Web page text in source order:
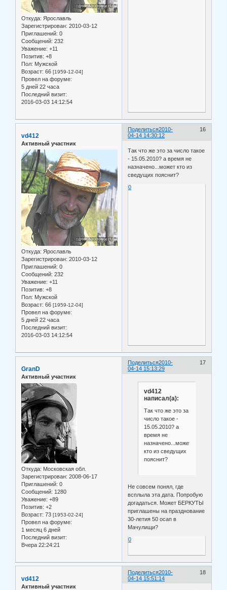
Откуда: Ярославль
Зарегистрирован: 2010-03-12
Приглашений: 0
Сообщений: 232
Уважение: +11
Позитив: +8
Пол: Мужской
Возраст: 66 [1959-12-04]
Провел на форуме:
5 дней 22 часа
Последний визит:
2016-03-03 14:12:54
Поделиться 16
2010-
04-14 14:30:12
vd412
Активный участник
Откуда: Ярославль
Зарегистрирован: 2010-03-12
Приглашений: 0
Сообщений: 232
Уважение: +11
Позитив: +8
Пол: Мужской
Возраст: 66 [1959-12-04]
Провел на форуме:
5 дней 22 часа
Последний визит:
2016-03-03 14:12:54
Так что же это за число такое
- 15.05.2010? а время не
назначено...может кто из
сведущих пояснит?
0
Поделиться 17
2010-
04-14 15:13:29
GranD
Активный участник
Откуда: Московская обл.
Зарегистрирован: 2008-06-17
Приглашений: 0
Сообщений: 1280
Уважение: +89
Позитив: +2
Возраст: 73 [1953-02-24]
Провел на форуме:
1 месяц 6 дней
Последний визит:
Вчера 22:24:21
vd412
написал(а):
Так что же это за
число такое -
15.05.2010? а
время не
назначено...может
кто из сведущих
пояснит?
Не совсем понял, где
всплыла эта дата. Попробую
догадаться. Может БЕРКУТЫ
приглашены на празднование
30-летия 50 осап в
Мачулищи?
0
Поделиться 18
2010-
04-14 15:51:14
vd412
Активный участник